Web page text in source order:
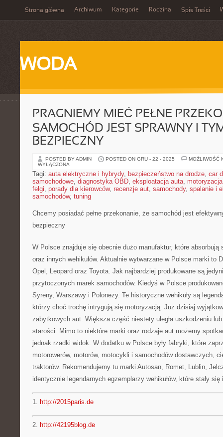
Strona główna Archiwum Kategorie Rodzina Spis Treści
WODA
PRAGNIEMY MIEĆ PEŁNE
SAMOCHÓD JEST SPRAWNY I
BEZPIECZNY
POSTED BY ADMIN POSTED ON GRU - 22 - 2025
MOŻLIWOŚĆ
WYŁĄCZONA
Tagi: auta elektryczne i hybrydy, bezpieczeństwo na drodze, car
samochodowe, diagnostyka OBD, eksploatacja auta, motoryzacja
felgi, porady dla kierowców, recenzje aut, samochody, spalanie i
samochodów, tuning
Chcemy posiadać pełne przekonanie, że samochód jest
bezpieczny
W Polsce znajduje się obecnie dużo manufaktur, które absorbują
oraz innych wehikułów. Aktualnie wytwarzane w Polsce marki to
Opel, Leopard oraz Toyota. Jak najbardziej produkowane są
przytoczonych marek samochodów. Kiedyś w Polsce
Syreny, Warszawy i Polonezy. Te historyczne wehikuły są
którzy choć trochę intrygują się motoryzacją. Już dzisiaj
zabytkowych aut. Większa część niestety uległa uszkodzeniu
starości. Mimo to niektóre marki oraz rodzaje aut możemy
jednak rzadki widok. W dodatku w Polsce były fabryki, które
motorowerów, motorów, motocykli i samochodów dostawczych,
traktorów. Rekomendujemy tu marki Autosan, Romet, Lublin,
identycznie legendarnych egzemplarzy wehikułów, które stały
1. http://2015paris.de
2. http://42195blog.de